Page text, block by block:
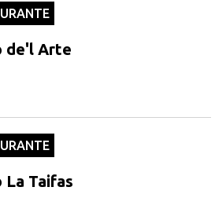
de'l Arte
La Taifas